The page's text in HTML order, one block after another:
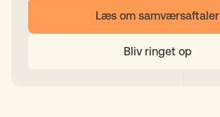
Læs om samværsaftaler
Bliv ringet op